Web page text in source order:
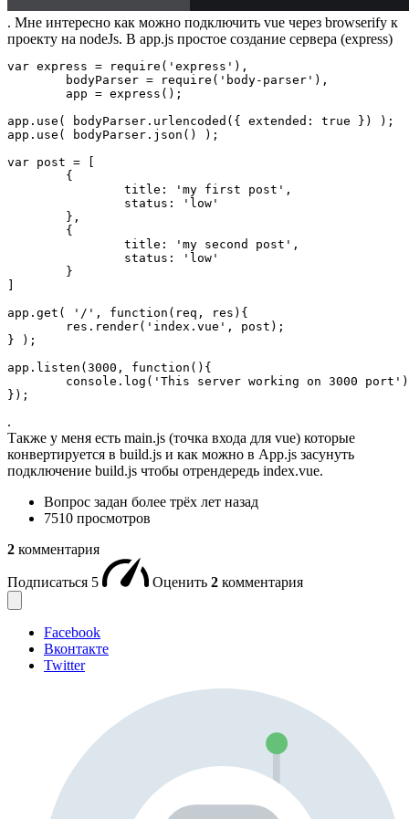
. Мне интересно как можно подключить vue через browserify к
проекту на nodeJs. В app.js простое создание сервера (express)
var express = require('express'),
app.use( bodyParser.urlencoded({ extended: true }) );
app.use( bodyParser.json() );
var post = [
app.get( '/', function(req, res){
} );
app.listen(3000, function(){
});
.
Также у меня есть main.js (точка входа для vue) которые
конвертируется в build.js и как можно в App.js засунуть
подключение build.js чтобы отрендередь index.vue.
Вопрос задан более трёх лет назад
7510 просмотров
2 комментария
Подписаться 5 Оценить 2 комментария
Facebook
Вконтакте
Twitter